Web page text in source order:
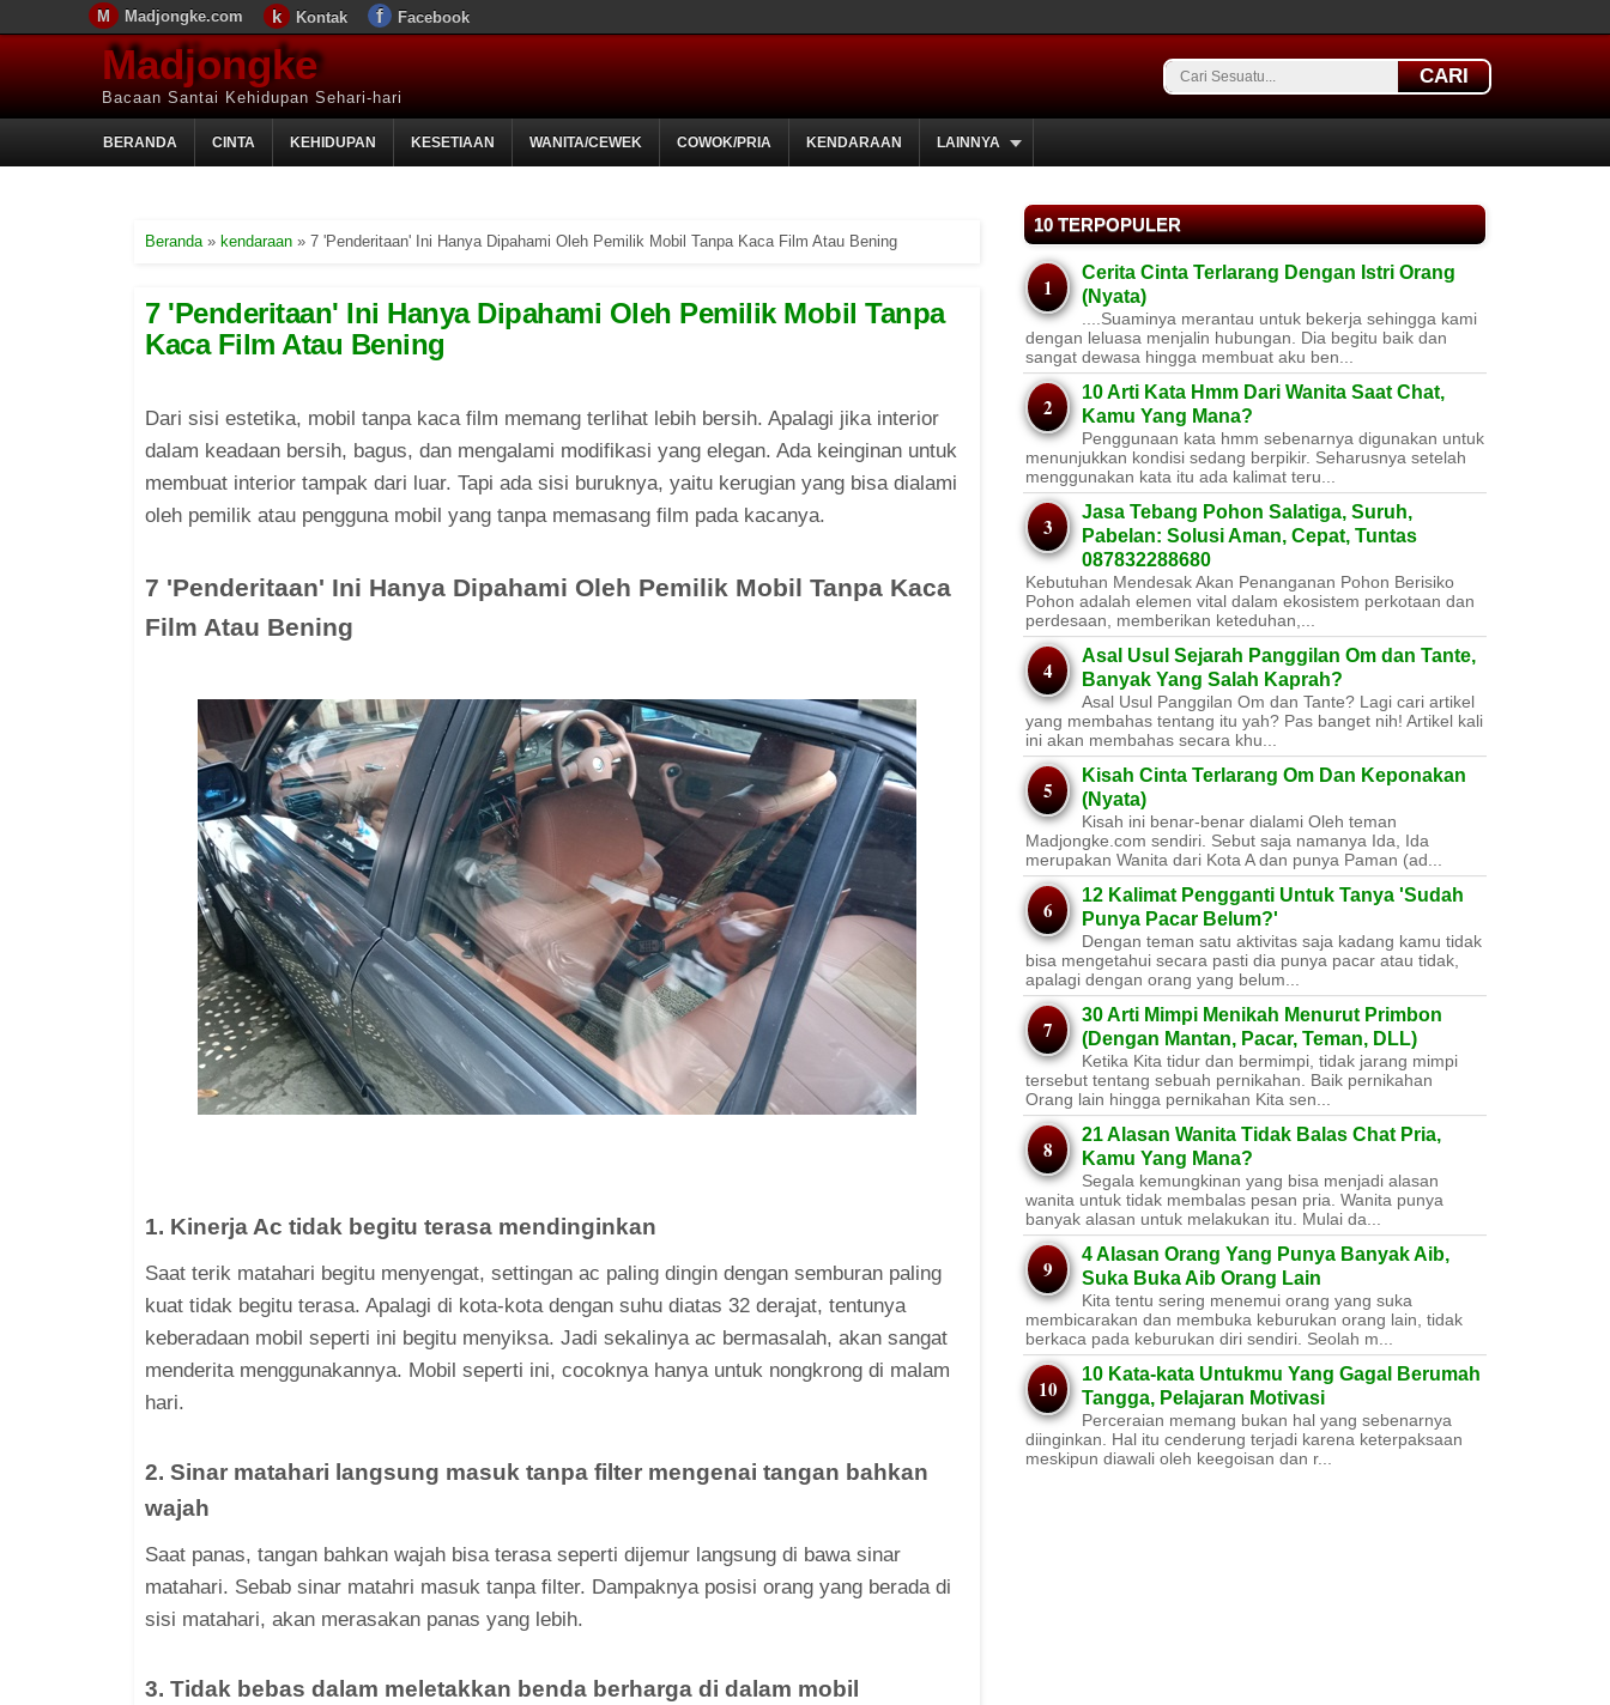
Madjongke.com Kontak Facebook
Madjongke
Bacaan Santai Kehidupan Sehari-hari
CARI
BERANDA CINTA KEHIDUPAN KESETIAAN WANITA/CEWEK COWOK/PRIA KENDARAAN LAINNYA
Beranda» kendaraan » 7 'Penderitaan' Ini Hanya Dipahami Oleh Pemilik Mobil Tanpa Kaca Film Atau Bening
7 'Penderitaan' Ini Hanya Dipahami Oleh Pemilik Mobil Tanpa
Kaca Film Atau Bening
Dari sisi estetika, mobil tanpa kaca film memang terlihat lebih bersih. Apalagi jika interior
dalam keadaan bersih, bagus, dan mengalami modifikasi yang elegan. Ada keinginan untuk
membuat interior tampak dari luar. Tapi ada sisi buruknya, yaitu kerugian yang bisa dialami
oleh pemilik atau pengguna mobil yang tanpa memasang film pada kacanya.
7 'Penderitaan' Ini Hanya Dipahami Oleh Pemilik Mobil Tanpa Kaca
Film Atau Bening
1. Kinerja Ac tidak begitu terasa mendinginkan
Saat terik matahari begitu menyengat, settingan ac paling dingin dengan semburan paling
kuat tidak begitu terasa. Apalagi di kota-kota dengan suhu diatas 32 derajat, tentunya
keberadaan mobil seperti ini begitu menyiksa. Jadi sekalinya ac bermasalah, akan sangat
menderita menggunakannya. Mobil seperti ini, cocoknya hanya untuk nongkrong di malam
hari.
2. Sinar matahari langsung masuk tanpa filter mengenai tangan bahkan
wajah
Saat panas, tangan bahkan wajah bisa terasa seperti dijemur langsung di bawa sinar
matahari. Sebab sinar matahri masuk tanpa filter. Dampaknya posisi orang yang berada di
sisi matahari, akan merasakan panas yang lebih.
3. Tidak bebas dalam meletakkan benda berharga di dalam mobil
10 TERPOPULER
Cerita Cinta Terlarang Dengan Istri Orang
(Nyata)
....Suaminya merantau untuk bekerja sehingga kami
dengan leluasa menjalin hubungan. Dia begitu baik dan
sangat dewasa hingga membuat aku ben...
10 Arti Kata Hmm Dari Wanita Saat Chat,
Kamu Yang Mana?
Penggunaan kata hmm sebenarnya digunakan untuk
menunjukkan kondisi sedang berpikir. Seharusnya setelah
menggunakan kata itu ada kalimat teru...
Jasa Tebang Pohon Salatiga, Suruh,
Pabelan: Solusi Aman, Cepat, Tuntas
087832288680
Kebutuhan Mendesak Akan Penanganan Pohon Berisiko ​
Pohon adalah elemen vital dalam ekosistem perkotaan dan
perdesaan, memberikan keteduhan,...
Asal Usul Sejarah Panggilan Om dan Tante,
Banyak Yang Salah Kaprah?
Asal Usul Panggilan Om dan Tante? Lagi cari artikel
yang membahas tentang itu yah? Pas banget nih! Artikel kali
ini akan membahas secara khu...
Kisah Cinta Terlarang Om Dan Keponakan
(Nyata)
Kisah ini benar-benar dialami Oleh teman
Madjongke.com sendiri. Sebut saja namanya Ida, Ida
merupakan Wanita dari Kota A dan punya Paman (ad...
12 Kalimat Pengganti Untuk Tanya 'Sudah
Punya Pacar Belum?'
Dengan teman satu aktivitas saja kadang kamu tidak
bisa mengetahui secara pasti dia punya pacar atau tidak,
apalagi dengan orang yang belum...
30 Arti Mimpi Menikah Menurut Primbon
(Dengan Mantan, Pacar, Teman, DLL)
Ketika Kita tidur dan bermimpi, tidak jarang mimpi
tersebut tentang sebuah pernikahan. Baik pernikahan
Orang lain hingga pernikahan Kita sen...
21 Alasan Wanita Tidak Balas Chat Pria,
Kamu Yang Mana?
Segala kemungkinan yang bisa menjadi alasan
wanita untuk tidak membalas pesan pria. Wanita punya
banyak alasan untuk melakukan itu. Mulai da...
4 Alasan Orang Yang Punya Banyak Aib,
Suka Buka Aib Orang Lain
Kita tentu sering menemui orang yang suka
membicarakan dan membuka keburukan orang lain, tidak
berkaca pada keburukan diri sendiri. Seolah m...
10 Kata-kata Untukmu Yang Gagal Berumah
Tangga, Pelajaran Motivasi
Perceraian memang bukan hal yang sebenarnya
diinginkan. Hal itu cenderung terjadi karena keterpaksaan
meskipun diawali oleh keegoisan dan r...